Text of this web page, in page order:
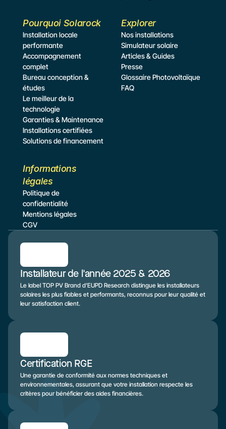
Pourquoi Solarock
Installation locale
performante
Accompagnement
complet
Bureau conception &
études
Le meilleur de la
technologie
Garanties & Maintenance
Installations certifiées
Solutions de financement
Explorer
Nos installations
Simulateur solaire
Articles & Guides
Presse
Glossaire Photovoltaïque
FAQ
Informations
légales
Politique de
confidentialité
Mentions légales
CGV
Installateur de l'année 2025 & 2026
Le label TOP PV Brand d’EUPD Research distingue les installateurs
solaires les plus fiables et performants, reconnus pour leur qualité et
leur satisfaction client.
Certification RGE
Une garantie de conformité aux normes techniques et
environnementales, assurant que votre installation respecte les
critères pour bénéficier des aides financières.